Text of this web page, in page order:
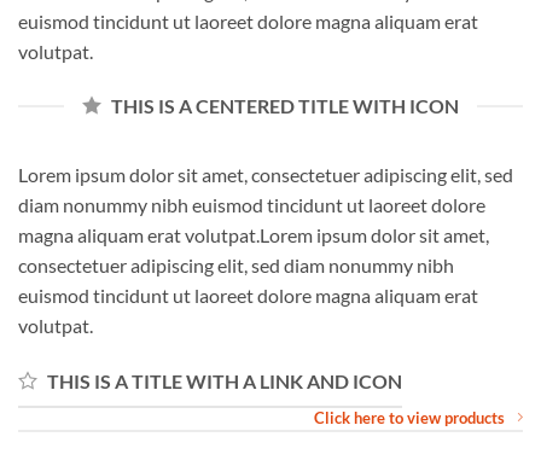
euismod tincidunt ut laoreet dolore magna aliquam erat
volutpat.
THIS IS A CENTERED TITLE WITH ICON
Lorem ipsum dolor sit amet, consectetuer adipiscing elit, sed
diam nonummy nibh euismod tincidunt ut laoreet dolore
magna aliquam erat volutpat.Lorem ipsum dolor sit amet,
consectetuer adipiscing elit, sed diam nonummy nibh
euismod tincidunt ut laoreet dolore magna aliquam erat
volutpat.
THIS IS A TITLE WITH A LINK AND ICON
Click here to view products